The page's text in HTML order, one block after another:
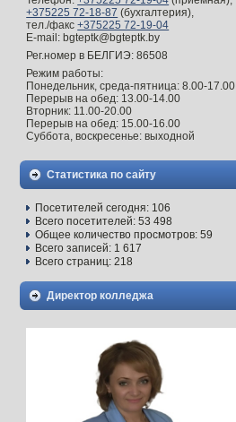
+375225 72-18-87 (бухгалтерия),
тел./факс+375225 72-19-04
E-mail: bgteptk@bgteptk.by
Рег.номер в БЕЛГИЭ: 86508
Режим работы:
Понедельник, среда-пятница: 8.00-17.00
Перерыв на обед: 13.00-14.00
Вторник: 11.00-20.00
Перерыв на обед: 15.00-16.00
Суббота, воскресенье: выходной
Статистика по сайту
Посетителей сегодня: 106
Всего посетителей:53 498
Общее количество просмотров:59
Всего записей: 1 617
Всего страниц:218
Директор колледжа